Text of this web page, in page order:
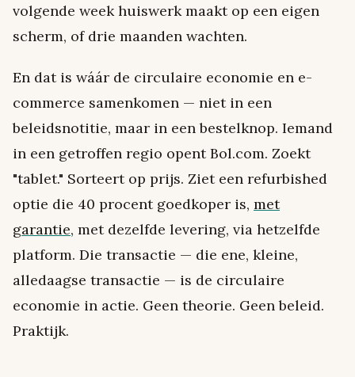
volgende week huiswerk maakt op een eigen
scherm, of drie maanden wachten.
En dat is wáár de circulaire economie en e-
commerce samenkomen — niet in een
beleidsnotitie, maar in een bestelknop. Iemand
in een getroffen regio opent Bol.com. Zoekt
"tablet." Sorteert op prijs. Ziet een refurbished
optie die 40 procent goedkoper is, met
garantie, met dezelfde levering, via hetzelfde
platform. Die transactie — die ene, kleine,
alledaagse transactie — is de circulaire
economie in actie. Geen theorie. Geen beleid.
Praktijk.